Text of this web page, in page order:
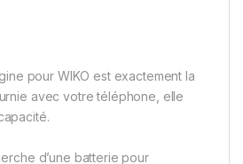
pour WIKO est exactement la
avec votre téléphone, elle
d’une batterie pour